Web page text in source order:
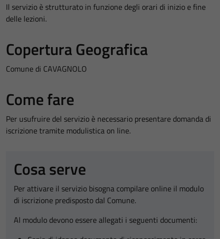
Il servizio è strutturato in funzione degli orari di inizio e fine
delle lezioni.
Copertura Geografica
Comune di CAVAGNOLO
Come fare
Per usufruire del servizio è necessario presentare domanda di
iscrizione tramite modulistica on line.
Cosa serve
Per attivare il servizio bisogna compilare online il modulo
di iscrizione predisposto dal Comune.
Al modulo devono essere allegati i seguenti documenti: